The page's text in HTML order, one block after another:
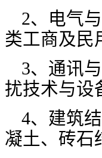
2、电气
类工商及民
3、通讯
扰技术与设
4、建筑
凝土、砖石